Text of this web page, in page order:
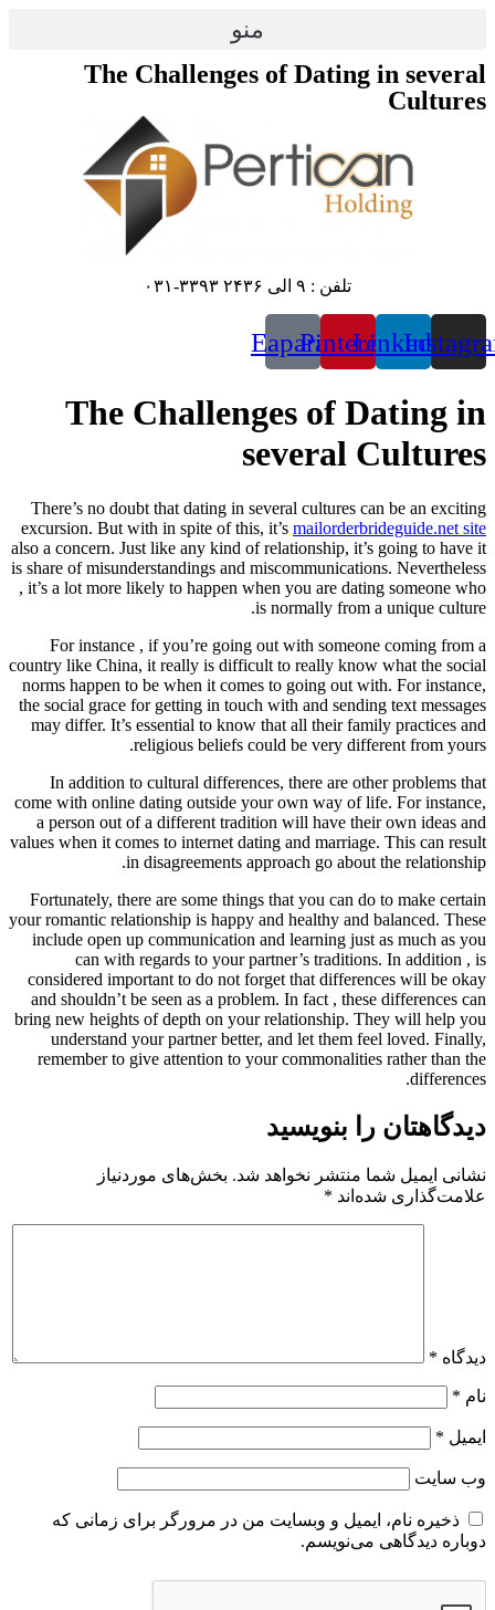
محتوا
منو
The Challenges of Dating in several
Cultures
تلفن : ۹ الی ۲۴۳۶ ۳۳۹۳-۰۳۱
Linkedin
Pinterest
Eaparat
The Challenges of Dating in
several Cultures
There’s no doubt that dating in several cultures can be an exciting
excursion. But with in spite of this, it’s mailorderbrideguide.net site
also a concern. Just like any kind of relationship, it’s going to have it
is share of misunderstandings and miscommunications. Nevertheless
, it’s a lot more likely to happen when you are dating someone who
is normally from a unique culture.
For instance , if you’re going out with someone coming from a
country like China, it really is difficult to really know what the social
norms happen to be when it comes to going out with. For instance,
the social grace for getting in touch with and sending text messages
may differ. It’s essential to know that all their family practices and
religious beliefs could be very different from yours.
In addition to cultural differences, there are other problems that
come with online dating outside your own way of life. For instance,
a person out of a different tradition will have their own ideas and
values when it comes to internet dating and marriage. This can result
in disagreements approach go about the relationship.
Fortunately, there are some things that you can do to make certain
your romantic relationship is happy and healthy and balanced. These
include open up communication and learning just as much as you
can with regards to your partner’s traditions. In addition , is
considered important to do not forget that differences will be okay
and shouldn’t be seen as a problem. In fact , these differences can
bring new heights of depth on your relationship. They will help you
understand your partner better, and let them feel loved. Finally,
remember to give attention to your commonalities rather than the
differences.
دیدگاهتان را بنویسید
نشانی ایمیل شما منتشر نخواهد شد. بخش‌های موردنیاز
علامت‌گذاری شده‌اند *
دیدگاه *
نام *
ایمیل *
وب‌ سایت
ذخیره نام، ایمیل و وبسایت من در مرورگر برای زمانی که
دوباره دیدگاهی می‌نویسم.